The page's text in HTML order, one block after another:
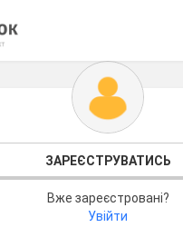
ЗАРЕЄСТРУВАТИСЬ
Вже зареєстровані?
Увійти